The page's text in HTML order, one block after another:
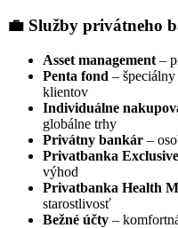
💼 Služby privátneho
Asset management –
Penta fond –
klientov
Individuálne
globálne trhy
Privátny bankár –
Privatbanka
výhod
Privatbanka Health
starostlivosť
Bežné účty –